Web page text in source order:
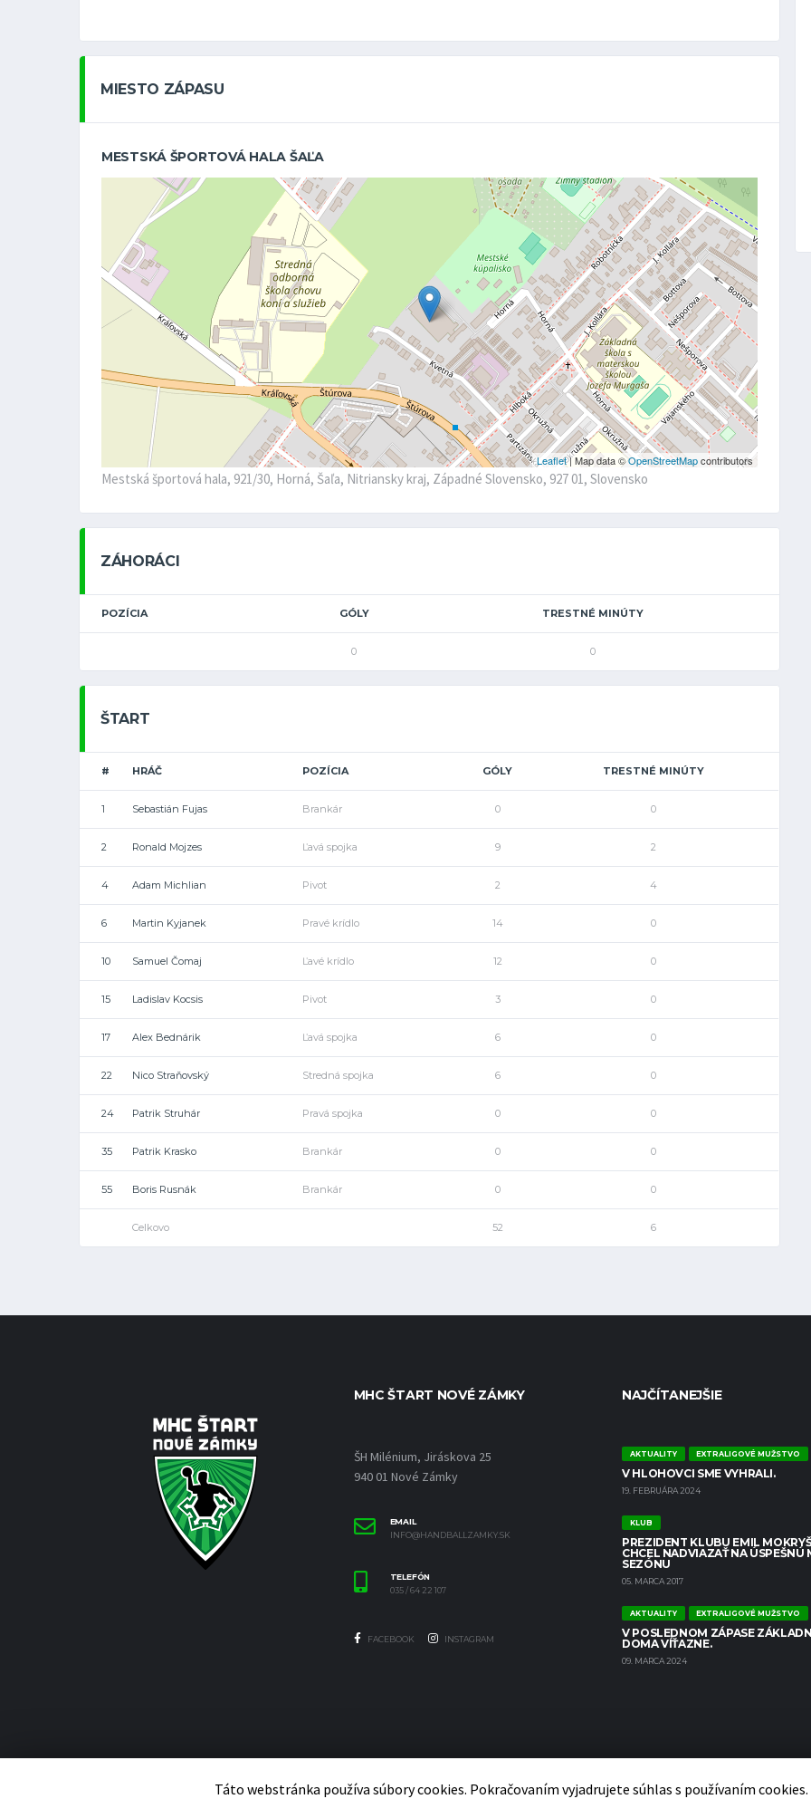
MIESTO ZÁPASU
MESTSKÁ ŠPORTOVÁ HALA ŠAĽA
Leaflet| Map data ©OpenStreetMapcontributors
Mestská športová hala, 921/30, Horná, Šaľa, Nitriansky kraj, Západné Slovensko, 927 01, Slovensko
ZÁHORÁCI
POZÍCIA GÓLY TRESTNÉ MINÚTY
0 0
ŠTART
# HRÁČ POZÍCIA GÓLY TRESTNÉ MINÚTY
1 Sebastián Fujas Brankár 0 0
2 Ronald Mojzes Ľavá spojka 9 2
4 Adam Michlian Pivot 2 4
6 Martin Kyjanek Pravé krídlo 14 0
10 Samuel Čomaj Ľavé krídlo 12 0
15 Ladislav Kocsis Pivot 3 0
17 Alex Bednárik Ľavá spojka 6 0
22 Nico Straňovský Stredná spojka 6 0
24 Patrik Struhár Pravá spojka 0 0
35 Patrik Krasko Brankár 0 0
55 Boris Rusnák Brankár 0 0
Celkovo 52 6
MHC ŠTART NOVÉ ZÁMKY
ŠH Milénium, Jiráskova 25
940 01 Nové Zámky
EMAIL
INFO@HANDBALLZAMKY.SK
TELEFÓN
035 / 64 22 107
FACEBOOK INSTAGRAM
NAJČÍTANEJŠIE
AKTUALITY EXTRALIGOVÉ MUŽSTVO
V HLOHOVCI SME VYHRALI.
19. FEBRUÁRA 2024
KLUB
PREZIDENT KLUBU EMIL
CHCEL NADVIAZAŤ NA ÚSPEŠNÚ
SEZÓNU
05. MARCA 2017
AKTUALITY EXTRALIGOVÉ MUŽSTVO
V POSLEDNOM ZÁPASE
DOMA VÍŤAZNE.
09. MARCA 2024
Copyright 2020 MHC ŠTART Nové Zámky | Website created byLet's Consult
Táto webstránka používa súbory cookies. Pokračovaním vyjadrujete súhlas s používaním cookies.